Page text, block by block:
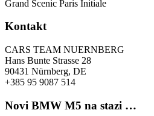
Grand Scenic Paris Initiale
Kontakt
CARS TEAM NUERNBERG
Hans Bunte Strasse 28
90431 Nürnberg, DE
+385 95 9087 514
Novi BMW M5 na stazi …